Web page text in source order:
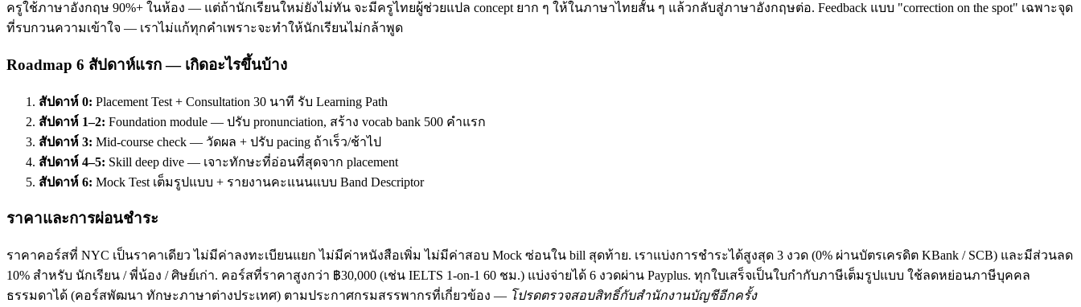
ครูใช้ภาษาอังกฤษ 90%+ ในห้อง — แต่ถ้านักเรียนใหม่ยังไม่ทัน จะมีครูไทยผู้ช่วยแปล concept ยาก ๆ ให้ในภาษาไทยสั้น ๆ แล้วกลับสู่ภาษาอังกฤษต่อ. Feedback แบบ "correction on the spot" เฉพาะจุด
ที่รบกวนความเข้าใจ — เราไม่แก้ทุกคำเพราะจะทำให้นักเรียนไม่กล้าพูด
Roadmap 6 สัปดาห์แรก — เกิดอะไรขึ้นบ้าง
สัปดาห์ 0: Placement Test + Consultation 30 นาที รับ Learning Path
สัปดาห์ 1–2: Foundation module — ปรับ pronunciation, สร้าง vocab bank 500 คำแรก
สัปดาห์ 3: Mid-course check — วัดผล + ปรับ pacing ถ้าเร็ว/ช้าไป
สัปดาห์ 4–5: Skill deep dive — เจาะทักษะที่อ่อนที่สุดจาก placement
สัปดาห์ 6: Mock Test เต็มรูปแบบ + รายงานคะแนนแบบ Band Descriptor
ราคาและการผ่อนชำระ
ราคาคอร์สที่ NYC เป็นราคาเดียว ไม่มีค่าลงทะเบียนแยก ไม่มีค่าหนังสือเพิ่ม ไม่มีค่าสอบ Mock ซ่อนใน bill สุดท้าย. เราแบ่งการชำระได้สูงสุด 3 งวด (0% ผ่านบัตรเครดิต KBank / SCB) และมีส่วนลด
10% สำหรับ นักเรียน / พี่น้อง / ศิษย์เก่า. คอร์สที่ราคาสูงกว่า ฿30,000 (เช่น IELTS 1-on-1 60 ชม.) แบ่งจ่ายได้ 6 งวดผ่าน Payplus. ทุกใบเสร็จเป็นใบกำกับภาษีเต็มรูปแบบ ใช้ลดหย่อนภาษีบุคคล
ธรรมดาได้ (คอร์สพัฒนา ทักษะภาษาต่างประเทศ) ตามประกาศกรมสรรพากรที่เกี่ยวข้อง — โปรดตรวจสอบสิทธิ์กับสำนักงานบัญชีอีกครั้ง